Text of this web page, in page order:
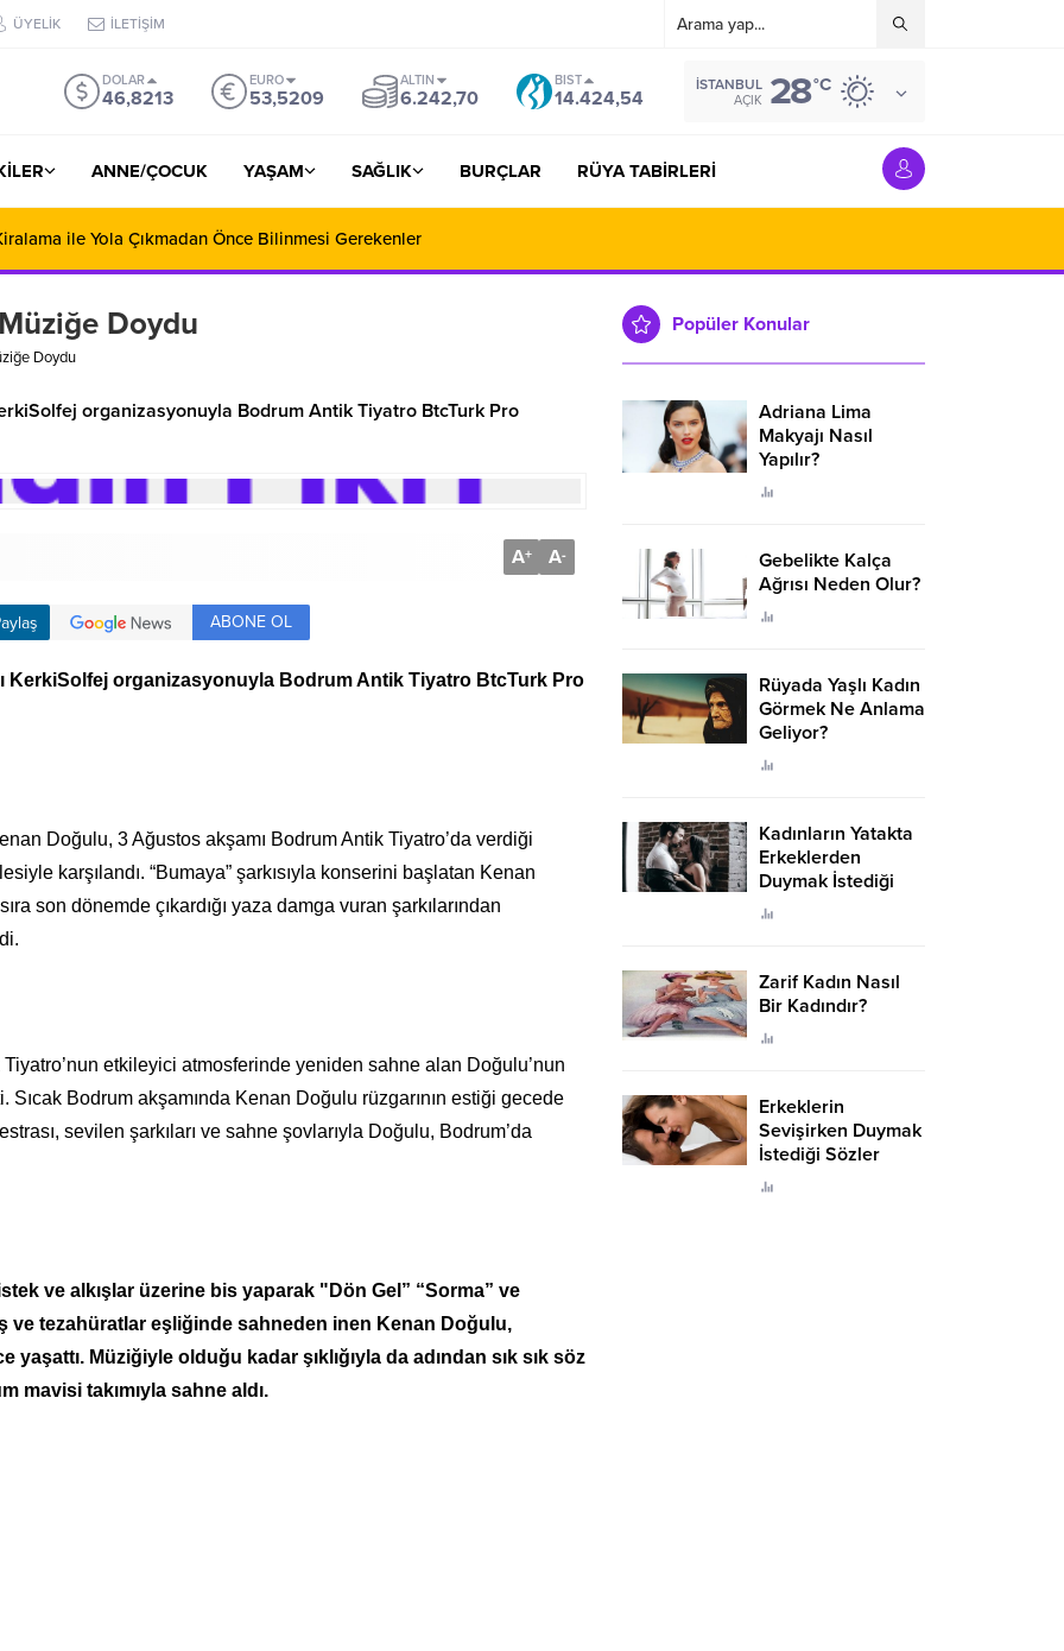
ÜYELİK İLETİŞİM
DOLAR
46,8213
EURO
53,5209
ALTIN
6.242,70
BIST
14.424,54
İSTANBUL
AÇIK 28°C
ANNE/ÇOCUK YAŞAM SAĞLIK BURÇLAR RÜYA TABİRLERİ
ve Aile Hukukunda Profesyonel Çözüm Ortaklığı
Doydu
Doydu
organizasyonuyla Bodrum Antik Tiyatro BtcTurk Pro
A+ A-
ABONE OL
KerkiSolfej organizasyonuyla Bodrum Antik Tiyatro BtcTurk Pro
Doğulu, 3 Ağustos akşamı Bodrum Antik Tiyatro’da verdiği
karşılandı. “Bumaya” şarkısıyla konserini başlatan Kenan
son dönemde çıkardığı yaza damga vuran şarkılarından
etkileyici atmosferinde yeniden sahne alan Doğulu’nun
Sıcak Bodrum akşamında Kenan Doğulu rüzgarının estiği gecede
sevilen şarkıları ve sahne şovlarıyla Doğulu, Bodrum’da
ve alkışlar üzerine bis yaparak "Dön Gel” “Sorma” ve
ve tezahüratlar eşliğinde sahneden inen Kenan Doğulu,
Müziğiyle olduğu kadar şıklığıyla da adından sık sık söz
mavisi takımıyla sahne aldı.
Popüler Konular
Adriana Lima
Makyajı Nasıl
Yapılır?
Gebelikte Kalça
Ağrısı Neden Olur?
Rüyada Yaşlı Kadın
Görmek Ne Anlama
Geliyor?
Kadınların Yatakta
Erkeklerden
Duymak İstediği
Sözler
Zarif Kadın Nasıl
Bir Kadındır?
Erkeklerin
Sevişirken Duymak
İstediği Sözler
Neler?